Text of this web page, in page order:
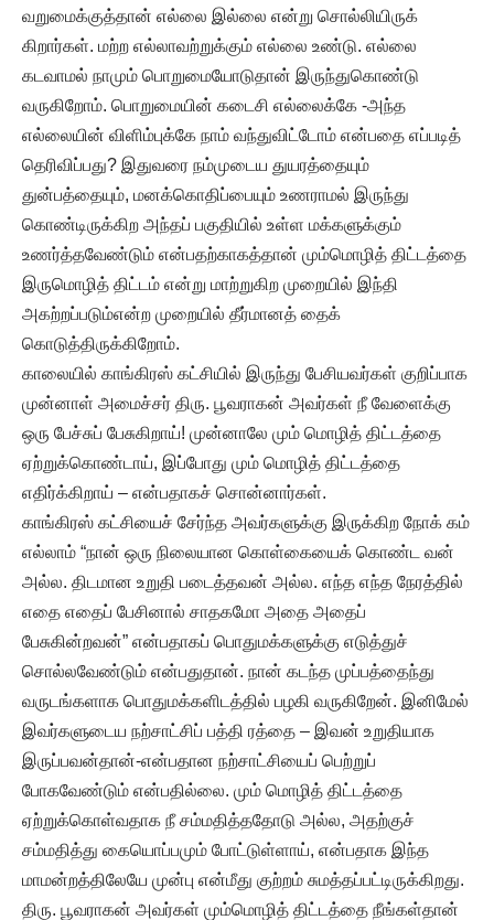
வறுமைக்குத்தான் எல்லை இல்லை என்று சொல்லியிருக்
கிறார்கள். மற்ற எல்லாவற்றுக்கும் எல்லை உண்டு. எல்லை
கடவாமல் நாமும் பொறுமையோடுதான் இருந்துகொண்டு
வருகிறோம். பொறுமையின் கடைசி எல்லைக்கே -அந்த
எல்லையின் விளிம்புக்கே நாம் வந்துவிட்டோம் என்பதை எப்படித்
தெரிவிப்பது? இதுவரை நம்முடைய துயரத்தையும்
துன்பத்தையும், மனக்கொதிப்பையும் உணராமல் இருந்து
கொண்டிருக்கிற அந்தப் பகுதியில் உள்ள மக்களுக்கும்
உணர்த்தவேண்டும் என்பதற்காகத்தான் மும்மொழித் திட்டத்தை
இருமொழித் திட்டம் என்று மாற்றுகிற முறையில் இந்தி
அகற்றப்படும்என்ற முறையில் தீர்மானத் தைக்
கொடுத்திருக்கிறோம்.
காலையில் காங்கிரஸ் கட்சியில் இருந்து பேசியவர்கள் குறிப்பாக
முன்னாள் அமைச்சர் திரு. பூவராகன் அவர்கள் நீ வேளைக்கு
ஒரு பேச்சுப் பேசுகிறாய்! முன்னாலே மும் மொழித் திட்டத்தை
ஏற்றுக்கொண்டாய், இப்போது மும் மொழித் திட்டத்தை
எதிர்க்கிறாய் – என்பதாகச் சொன்னார்கள்.
காங்கிரஸ் கட்சியைச் சேர்ந்த அவர்களுக்கு இருக்கிற நோக் கம்
எல்லாம் “நான் ஒரு நிலையான கொள்கையைக் கொண்ட வன்
அல்ல. திடமான உறுதி படைத்தவன் அல்ல. எந்த எந்த நேரத்தில்
எதை எதைப் பேசினால் சாதகமோ அதை அதைப்
பேசுகின்றவன்” என்பதாகப் பொதுமக்களுக்கு எடுத்துச்
சொல்லவேண்டும் என்பதுதான். நான் கடந்த முப்பத்தைந்து
வருடங்களாக பொதுமக்களிடத்தில் பழகி வருகிறேன். இனிமேல்
இவர்களுடைய நற்சாட்சிப் பத்தி ரத்தை – இவன் உறுதியாக
இருப்பவன்தான்-என்பதான நற்சாட்சியைப் பெற்றுப்
போகவேண்டும் என்பதில்லை. மும் மொழித் திட்டத்தை
ஏற்றுக்கொள்வதாக நீ சம்மதித்ததோடு அல்ல, அதற்குச்
சம்மதித்து கையொப்பமும் போட்டுள்ளாய், என்பதாக இந்த
மாமன்றத்திலேயே முன்பு என்மீது குற்றம் சுமத்தப்பட்டிருக்கிறது.
திரு. பூவராகன் அவர்கள் மும்மொழித் திட்டத்தை நீங்கள்தான்